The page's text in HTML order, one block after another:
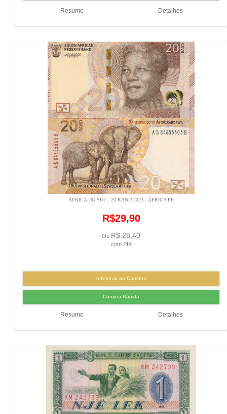
Resumo Detalhes
ÁFRICA DO SUL - 20 RAND 2023 - ÁFRICA FE
R$29,90
Ou R$ 28,40
com PIX
Resumo Detalhes